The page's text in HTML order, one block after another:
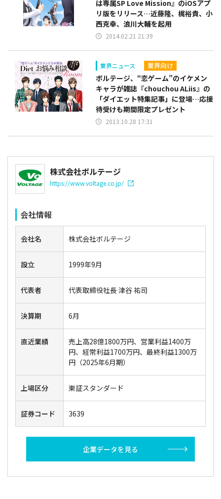
は専属SP Love Mission』のiOSアプ
リ版をリリース…近藤隆、梶裕貴、小
西克幸、浪川大輔を起用
2014.02.21 21:39
業界ニュース 業界向け
ボルテージ、“恋ゲーム”のイケメン
キャラが雑誌『chouchou ALiis』の
「ダイエット特集記事」に登場…応援
待受けも期間限定プレゼント
2013.10.28 17:31
株式会社ボルテージ
https://www.voltage.co.jp/
会社情報
会社名 株式会社ボルテージ
設立 1999年9月
代表者 代表取締役社長 津谷 祐司
決算期 6月
直近業績
売上高28億1800万円、営業利益1400万
円、経常利益1700万円、最終利益1300万
円（2025年6月期）
上場区分 東証スタンダード
証券コード 3639
企業データを見る